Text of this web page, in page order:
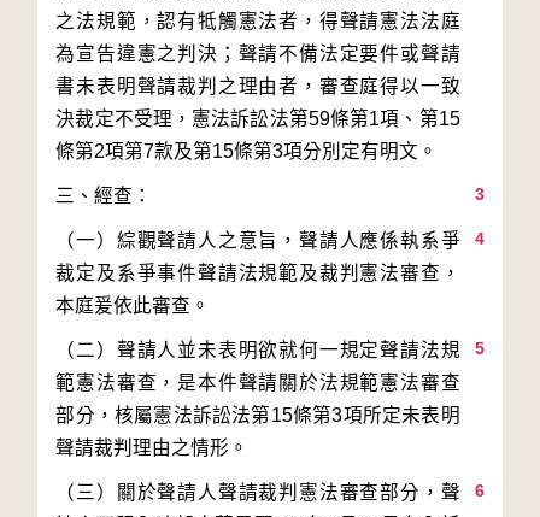
之法規範，認有牴觸憲法者，得聲請憲法法庭
為宣告違憲之判決；聲請不備法定要件或聲請
書未表明聲請裁判之理由者，審查庭得以一致
決裁定不受理，憲法訴訟法第59條第1項、第15
3
4
（一）綜觀聲請人之意旨，聲請人應係執系爭
裁定及系爭事件聲請法規範及裁判憲法審查，
5
（二）聲請人並未表明欲就何一規定聲請法規
範憲法審查，是本件聲請關於法規範憲法審查
部分，核屬憲法訴訟法第15條第3項所定未表明
6
（三）關於聲請人聲請裁判憲法審查部分，聲